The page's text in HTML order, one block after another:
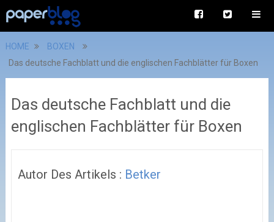
HOME
BOXEN
Das deutsche Fachblatt und die englischen Fachblätter für Boxen
Das deutsche Fachblatt und die
englischen Fachblätter für Boxen
Autor Des Artikels : Betker